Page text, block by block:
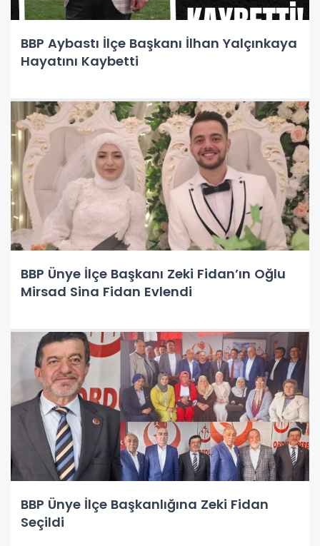
BBP Aybastı İlçe Başkanı İlhan Yalçınkaya
Hayatını Kaybetti
BBP Ünye İlçe Başkanı Zeki Fidan’ın Oğlu
Mirsad Sina Fidan Evlendi
BBP Ünye İlçe Başkanlığına Zeki Fidan
Seçildi